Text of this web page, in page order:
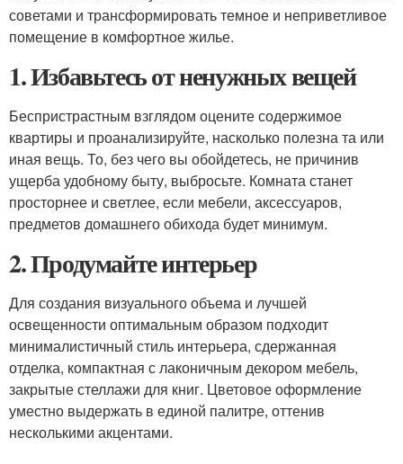
советами и трансформировать темное и неприветливое
помещение в комфортное жилье.
1. Избавьтесь от ненужных вещей
Беспристрастным взглядом оцените содержимое
квартиры и проанализируйте, насколько полезна та или
иная вещь. То, без чего вы обойдетесь, не причинив
ущерба удобному быту, выбросьте. Комната станет
просторнее и светлее, если мебели, аксессуаров,
предметов домашнего обихода будет минимум.
2. Продумайте интерьер
Для создания визуального объема и лучшей
освещенности оптимальным образом подходит
минималистичный стиль интерьера, сдержанная
отделка, компактная с лаконичным декором мебель,
закрытые стеллажи для книг. Цветовое оформление
уместно выдержать в единой палитре, оттенив
несколькими акцентами.